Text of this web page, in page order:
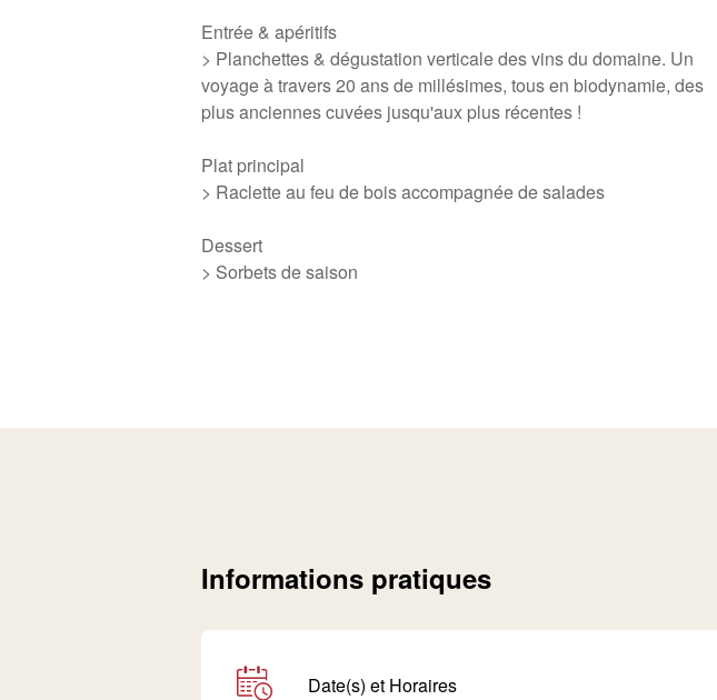
Entrée & apéritifs
> Planchettes & dégustation verticale des vins du domaine. Un
voyage à travers 20 ans de millésimes, tous en biodynamie, des
plus anciennes cuvées jusqu'aux plus récentes !
Plat principal
> Raclette au feu de bois accompagnée de salades
Dessert
> Sorbets de saison
Informations pratiques
Date(s) et Horaires